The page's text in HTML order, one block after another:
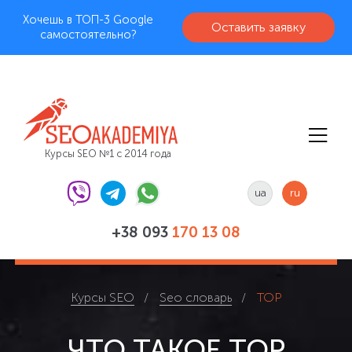
Хочешь в ТОП-3 Google
самостоятельно?
Оставить заявку
Курсы SEO №1 с 2014 года
+38 093 170 13 08
ua ru
Курсы SEO Seo словарь TOP